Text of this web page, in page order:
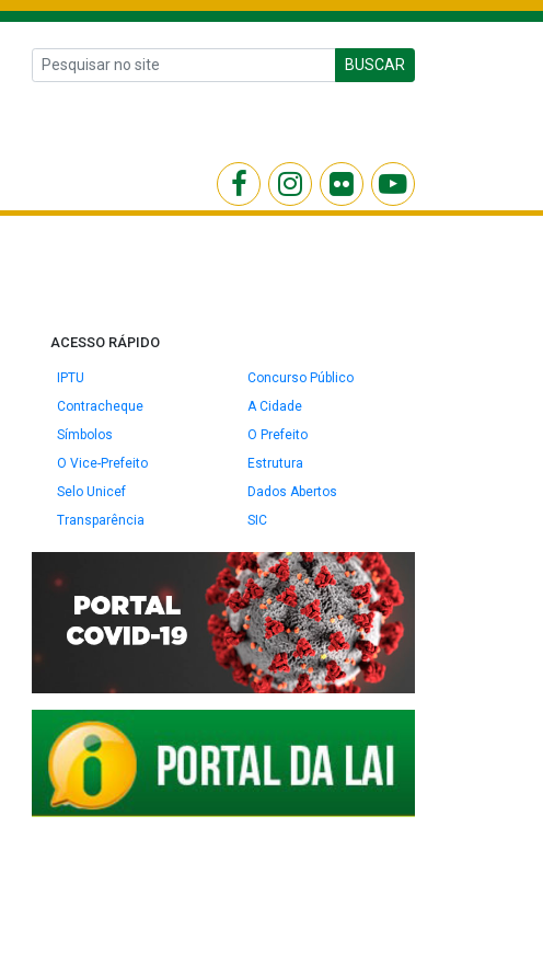
BUSCAR
ACESSO RÁPIDO
IPTU
Concurso Público
Contracheque
A Cidade
Símbolos
O Prefeito
O Vice-Prefeito
Estrutura
Selo Unicef
Dados Abertos
Transparência
SIC